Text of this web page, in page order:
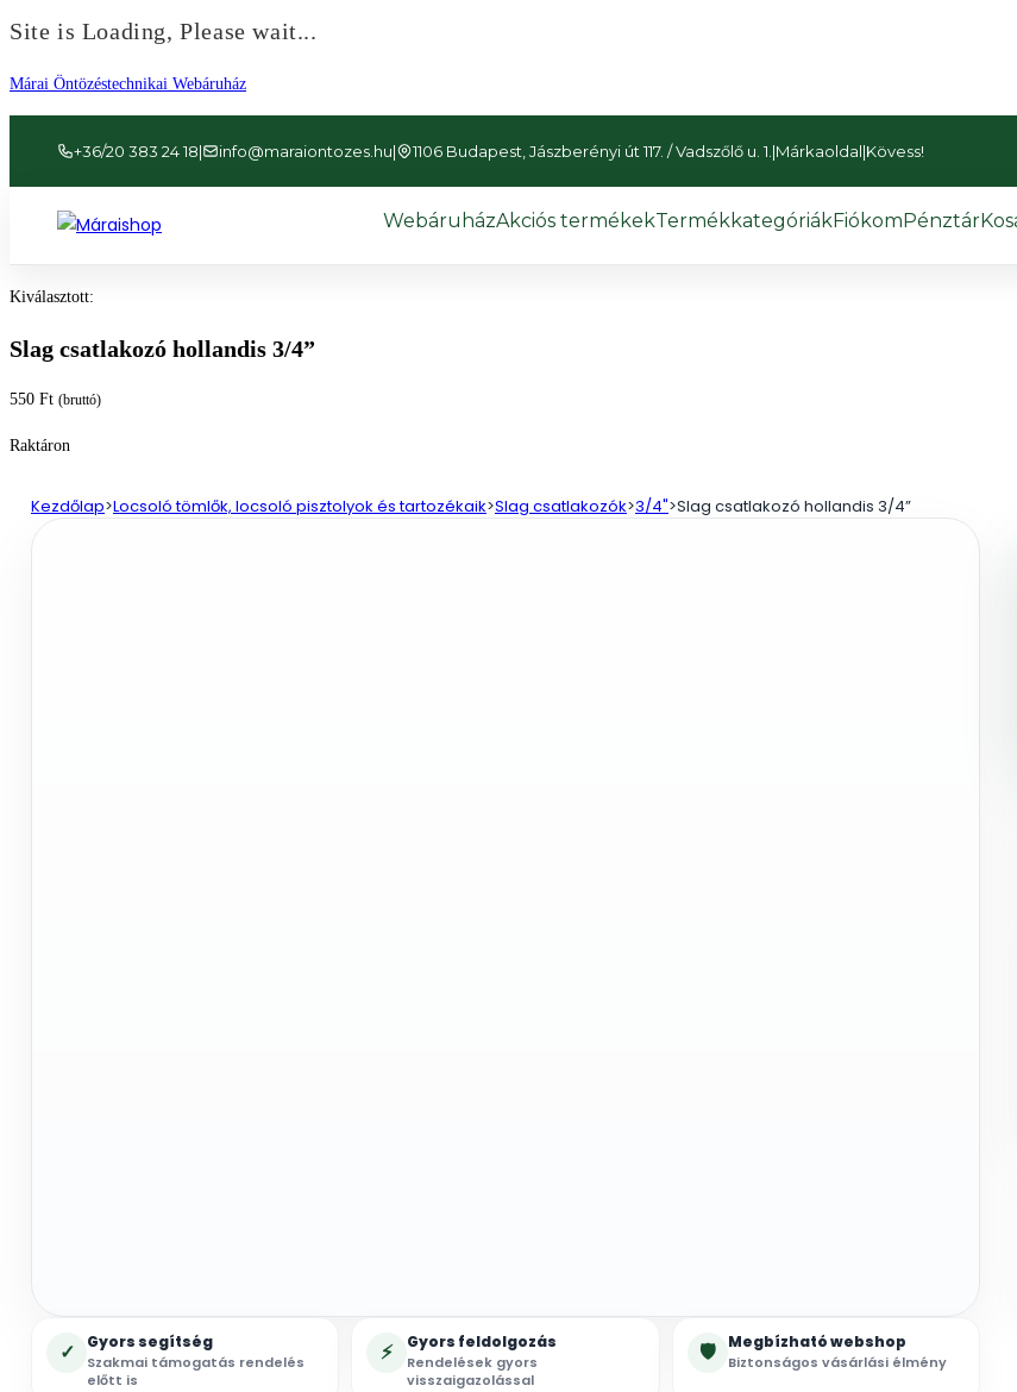
Site is Loading, Please wait...
Ugrás
a
tartalomhoz
Márai Öntözéstechnikai Webáruház
+36/20 383 24 18| info@maraiontozes.hu| 1106 Budapest, Jászberényi út 117. / Vadszőlő u. 1. |Márkaoldal|Kövess!
WebáruházAkciós termékekTermékkategóriákFiókomPénztár
Kiválasztott:
Slag csatlakozó hollandis 3/4”
550 Ft (bruttó)
Raktáron
Kezdőlap>Locsoló tömlők, locsoló pisztolyok és tartozékaik>Slag csatlakozók>3/4">Slag csatlakozó hollandis 3/4”
✓ Gyors segítség
Szakmai támogatás rendelés
előtt is
⚡ Gyors feldolgozás
Rendelések gyors
visszaigazolással
🛡 Megbízható webshop
Biztonságos vásárlási élmény